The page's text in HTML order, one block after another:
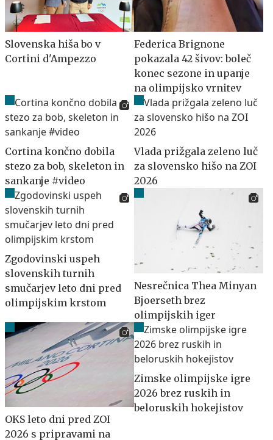
Slovenska hiša bo v
Cortini d'Ampezzo
Federica Brignone
pokazala 42 šivov: boleč
konec sezone in upanje
na olimpijsko vrnitev
Cortina končno dobila
stezo za bob, skeleton in
sankanje #video
Vlada prižgala zeleno luč
za slovensko hišo na ZOI
2026
Zgodovinski uspeh
slovenskih turnih
smučarjev leto dni pred
olimpijskim krstom
Nesrečnica Thea Minyan
Bjoerseth brez
olimpijskih iger
OKS leto dni pred ZOI
2026 s pripravami na
Zimske olimpijske igre
2026 brez ruskih in
beloruskih hokejistov